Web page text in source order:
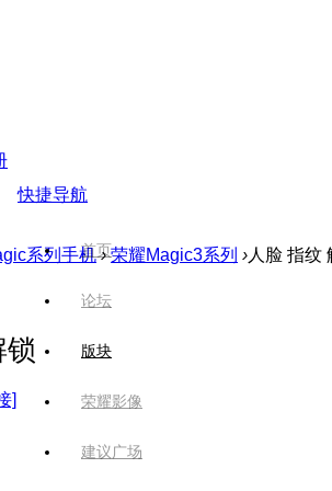
快捷导航
首页
论坛
版块
荣耀影像
建议广场
系列手机 › 荣耀Magic3系列 ›人脸 指纹
锁
]